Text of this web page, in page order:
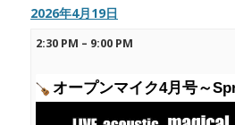
2026年4月19日
2:30 PM – 9:00 PM
オープンマイク4月号～